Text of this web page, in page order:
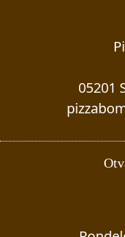
05201